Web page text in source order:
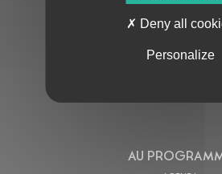
AU
Deny all
Personalize